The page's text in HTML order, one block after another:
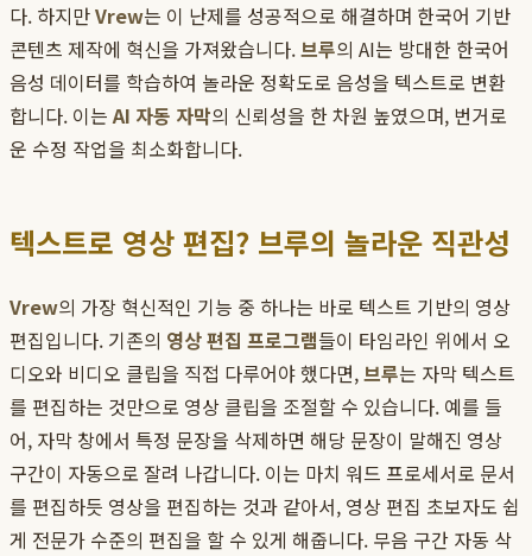
다. 하지만Vrew는 이 난제를 성공적으로 해결하며 한국어 기반
콘텐츠 제작에 혁신을 가져왔습니다.브루의 AI는 방대한 한국어
음성 데이터를 학습하여 놀라운 정확도로 음성을 텍스트로 변환
합니다. 이는AI 자동 자막의 신뢰성을 한 차원 높였으며, 번거로
운 수정 작업을 최소화합니다.
텍스트로 영상 편집? 브루의 놀라운 직관성
Vrew의 가장 혁신적인 기능 중 하나는 바로 텍스트 기반의 영상
편집입니다. 기존의 영상 편집 프로그램들이 타임라인 위에서 오
디오와 비디오 클립을 직접 다루어야 했다면,브루는 자막 텍스트
를 편집하는 것만으로 영상 클립을 조절할 수 있습니다. 예를 들
어, 자막 창에서 특정 문장을 삭제하면 해당 문장이 말해진 영상
구간이 자동으로 잘려 나갑니다. 이는 마치 워드 프로세서로 문서
를 편집하듯 영상을 편집하는 것과 같아서, 영상 편집 초보자도 쉽
게 전문가 수준의 편집을 할 수 있게 해줍니다. 무음 구간 자동 삭